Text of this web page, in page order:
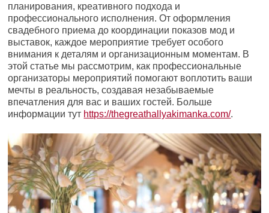
планирования, креативного подхода и
профессионального исполнения. От оформления
свадебного приема до координации показов мод и
выставок, каждое мероприятие требует особого
внимания к деталям и организационным моментам. В
этой статье мы рассмотрим, как профессиональные
организаторы мероприятий помогают воплотить ваши
мечты в реальность, создавая незабываемые
впечатления для вас и ваших гостей. Больше
информации тут https://thegreathallyakimanka.com/.